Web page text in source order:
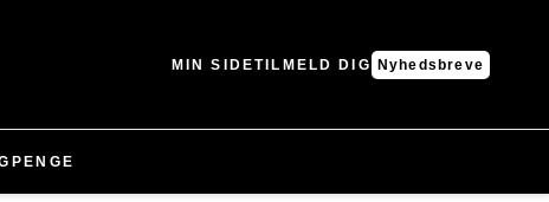
MIN SIDETILMELD DIG Nyhedsbreve
PENGE